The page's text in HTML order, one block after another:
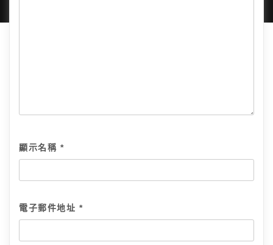
顯示名稱 *
電子郵件地址*